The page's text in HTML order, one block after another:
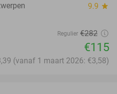
9.9 star
Regulier €282
€115
(vanaf 1 maart 2026: €3,58)